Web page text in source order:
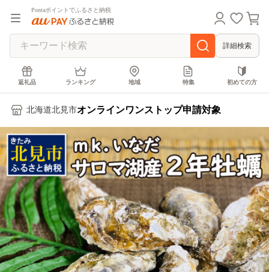
Pontaポイントでふるさと納税
詳細検索
返礼品 ランキング 地域 特集 初めての方
北海道北見市オンラインワンストップ申請対象